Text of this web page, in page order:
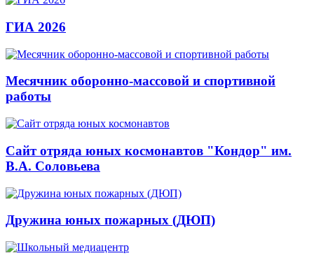
ГИА 2026
Месячник оборонно-массовой и спортивной
работы
Сайт отряда юных космонавтов "Кондор" им.
В.А. Соловьева
Дружина юных пожарных (ДЮП)